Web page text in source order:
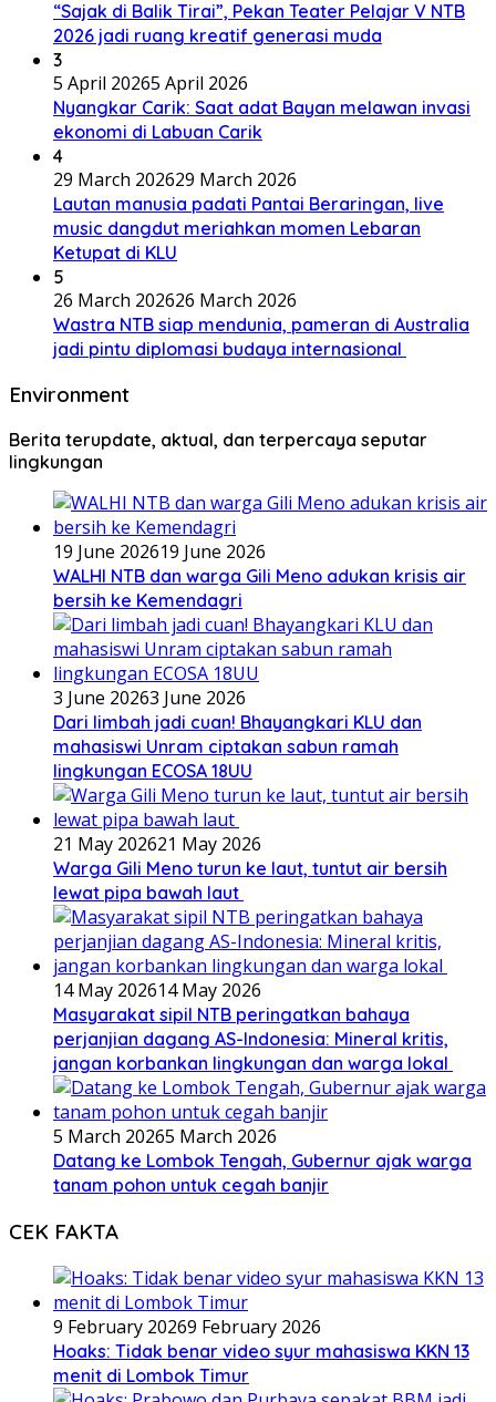
“Sajak di Balik Tirai”, Pekan Teater Pelajar V NTB
2026 jadi ruang kreatif generasi muda
3
5 April 20265 April 2026
Nyangkar Carik: Saat adat Bayan melawan invasi
ekonomi di Labuan Carik
4
29 March 202629 March 2026
Lautan manusia padati Pantai Beraringan, live
music dangdut meriahkan momen Lebaran
Ketupat di KLU
5
26 March 202626 March 2026
Wastra NTB siap mendunia, pameran di Australia
jadi pintu diplomasi budaya internasional
Environment
Berita terupdate, aktual, dan terpercaya seputar
lingkungan
19 June 202619 June 2026
WALHI NTB dan warga Gili Meno adukan krisis air
bersih ke Kemendagri
3 June 20263 June 2026
Dari limbah jadi cuan! Bhayangkari KLU dan
mahasiswi Unram ciptakan sabun ramah
lingkungan ECOSA 18UU
21 May 202621 May 2026
Warga Gili Meno turun ke laut, tuntut air bersih
lewat pipa bawah laut
14 May 202614 May 2026
Masyarakat sipil NTB peringatkan bahaya
perjanjian dagang AS-Indonesia: Mineral kritis,
jangan korbankan lingkungan dan warga lokal
5 March 20265 March 2026
Datang ke Lombok Tengah, Gubernur ajak warga
tanam pohon untuk cegah banjir
CEK FAKTA
9 February 20269 February 2026
Hoaks: Tidak benar video syur mahasiswa KKN 13
menit di Lombok Timur